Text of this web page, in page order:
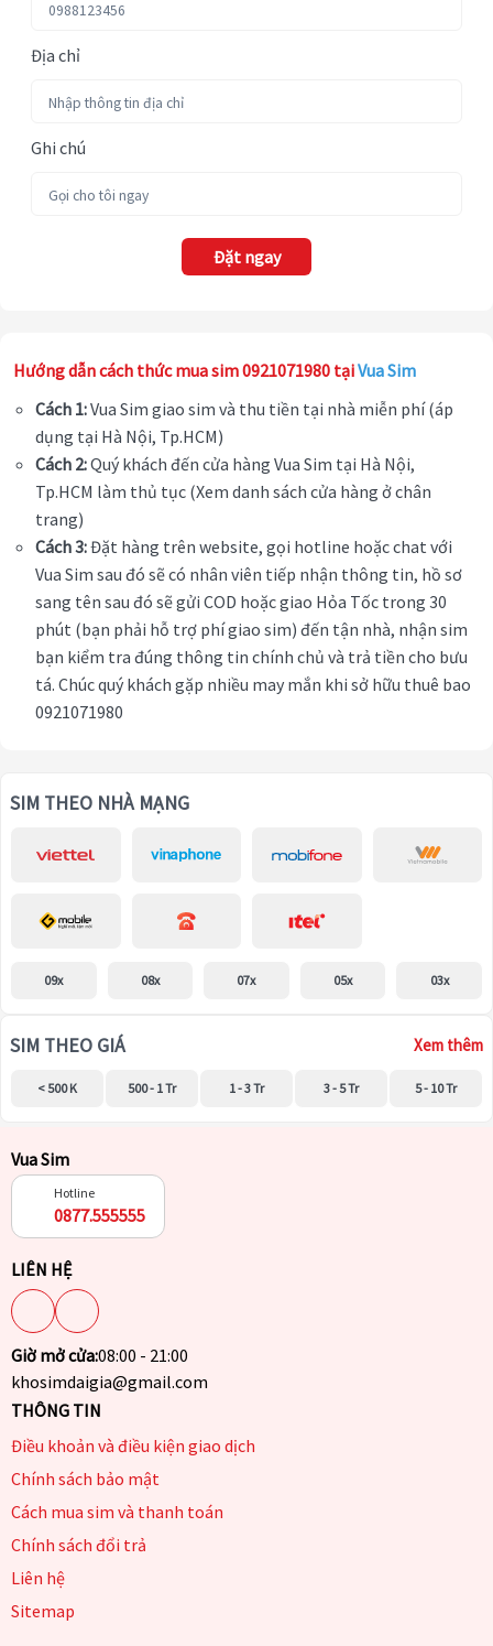
Địa chỉ
Ghi chú
Đặt ngay
Hướng dẫn cách thức mua sim 0921071980 tạiVua Sim
Cách 1:Vua Sim giao sim và thu tiền tại nhà miễn phí (áp
dụng tại Hà Nội, Tp.HCM)
Cách 2:Quý khách đến cửa hàng Vua Sim tại Hà Nội,
Tp.HCM làm thủ tục (Xem danh sách cửa hàng ở chân
trang)
Cách 3:Đặt hàng trên website, gọi hotline hoặc chat với
Vua Sim sau đó sẽ có nhân viên tiếp nhận thông tin, hồ sơ
sang tên sau đó sẽ gửi COD hoặc giao Hỏa Tốc trong 30
phút (bạn phải hỗ trợ phí giao sim) đến tận nhà, nhận sim
bạn kiểm tra đúng thông tin chính chủ và trả tiền cho bưu
tá. Chúc quý khách gặp nhiều may mắn khi sở hữu thuê bao
0921071980
SIM THEO NHÀ MẠNG
09x 08x 07x 05x 03x
SIM THEO GIÁ Xem thêm
< 500 K 500 - 1 Tr 1 - 3 Tr 3 - 5 Tr 5 - 10 Tr
Vua Sim
Hotline
0877.555555
LIÊN HỆ
Giờ mở cửa:08:00 - 21:00
khosimdaigia@gmail.com
THÔNG TIN
Điều khoản và điều kiện giao dịch
Chính sách bảo mật
Cách mua sim và thanh toán
Chính sách đổi trả
Liên hệ
Sitemap